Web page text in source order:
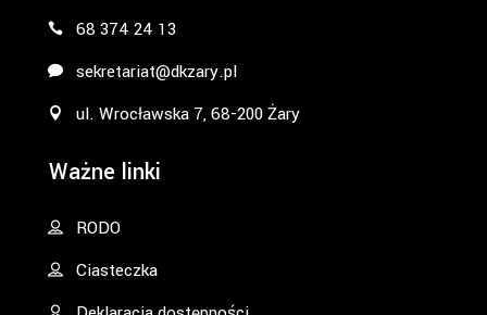
68 374 24 13
sekretariat@dkzary.pl
ul. Wrocławska 7, 68-200 Żary
Ważne linki
RODO
Ciasteczka